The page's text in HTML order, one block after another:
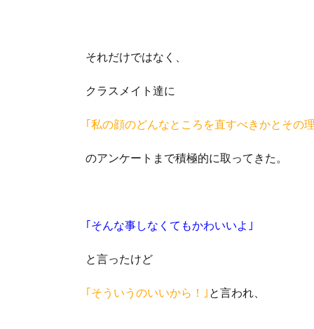
それだけではなく、
クラスメイト達に
｢私の顔のどんなところを直すべきかとその
のアンケートまで積極的に取ってきた。
｢そんな事しなくてもかわいいよ｣
と言ったけど
｢そういうのいいから！｣ と言われ、